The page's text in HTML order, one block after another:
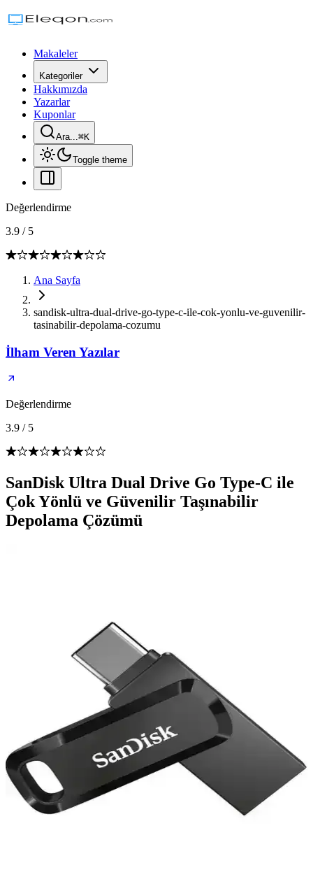
Makaleler
Kategoriler
Hakkımızda
Yazarlar
Kuponlar
Ara...⌘K
Toggle theme
Değerlendirme
3.9 / 5
Ana Sayfa
sandisk-ultra-dual-drive-go-type-c-ile-cok-yonlu-ve-guvenilir-
tasinabilir-depolama-cozumu
İlham Veren Yazılar
Değerlendirme
3.9 / 5
SanDisk Ultra Dual Drive Go Type-C ile
Çok Yönlü ve Güvenilir Taşınabilir
Depolama Çözümü